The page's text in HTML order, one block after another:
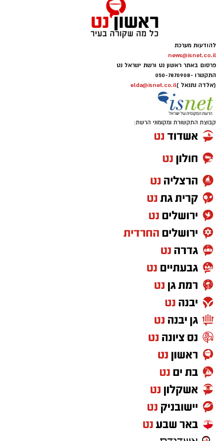
להודעות מערכת
news@isnet.co.il
פרסום באתר ראשון נט ורשת ישראל נט
התקשרו -050-7870908
(אלדה נתנאל )elda@isnet.co.il
קבוצת התקשורת ומקומוני הרשת: